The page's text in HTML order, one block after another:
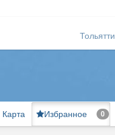
Тольятти
Карта Избранное 0